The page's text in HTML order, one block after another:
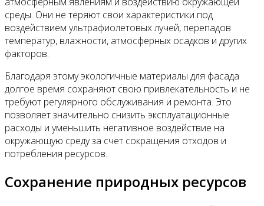
среды. Они не теряют свои характеристики под
воздействием ультрафиолетовых лучей, перепадов
температур, влажности, атмосферных осадков и других
факторов.
Благодаря этому экологичные материалы для фасада
долгое время сохраняют свою привлекательность и не
требуют регулярного обслуживания и ремонта. Это
позволяет значительно снизить эксплуатационные
расходы и уменьшить негативное воздействие на
окружающую среду за счет сокращения отходов и
потребления ресурсов.
Сохранение природных ресурсов